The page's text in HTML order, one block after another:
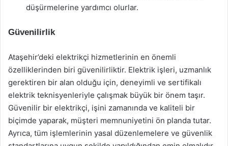
düşürmelerine yardımcı olurlar.
Güvenilirlik
Ataşehir’deki elektrikçi hizmetlerinin en önemli
özelliklerinden biri güvenilirliktir. Elektrik işleri, uzmanlık
gerektiren bir alan olduğu için, deneyimli ve sertifikalı
elektrik teknisyenleriyle çalışmak büyük bir önem taşır.
Güvenilir bir elektrikçi, işini zamanında ve kaliteli bir
biçimde yaparak, müşteri memnuniyetini ön planda tutar.
Ayrıca, tüm işlemlerinin yasal düzenlemelere ve güvenlik